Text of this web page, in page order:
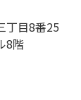
丁目8番25
8階